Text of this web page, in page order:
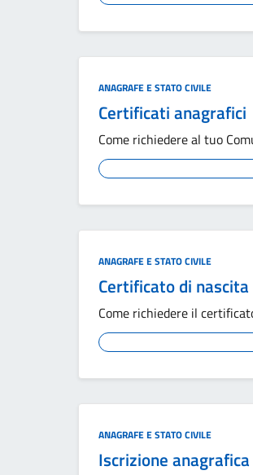
ANAGRAFE E STATO CIVILE
Certificati anagrafici
Come richiedere al tuo
ANAGRAFE E STATO CIVILE
Certificato di
Come richiedere il
ANAGRAFE E STATO CIVILE
Iscrizione